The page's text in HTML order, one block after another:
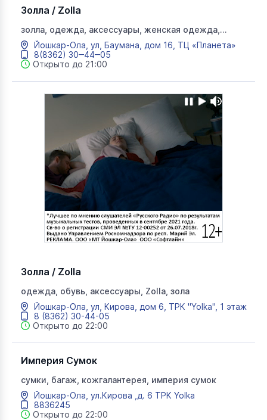
Золла / Zolla
золла, одежда, аксессуары, женская одежда,
мужская одежда
Йошкар-Ола, ул, Баумана, дом 16, ТЦ «Планета»
8(8362) 30‒44‒05
Открыто до 21:00
Золла / Zolla
одежда, обувь, аксессуары, Zolla, зола
Йошкар-Ола, ул, Кирова, дом 6, ТРК "Yolka", 1 этаж
8 (8362) 30-44-05
Открыто до 22:00
Империя Сумок
сумки, багаж, кожгалантерея, империя сумок
Йошкар-Ола, ул.Кирова ,д. 6 ​ТРК Yolka
8836245
Открыто до 22:00